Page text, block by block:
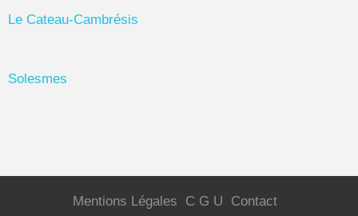
Le Cateau-Cambrésis
Solesmes
Mentions Légales C G U Contact